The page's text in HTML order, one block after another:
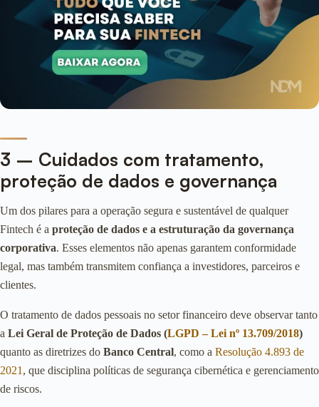
3 – Cuidados com tratamento,
proteção de dados e governança
Um dos pilares para a operação segura e sustentável de qualquer
Fintech é a proteção de dados e a estruturação da governança
corporativa. Esses elementos não apenas garantem conformidade
legal, mas também transmitem confiança a investidores, parceiros e
clientes.
O tratamento de dados pessoais no setor financeiro deve observar tanto
a Lei Geral de Proteção de Dados (LGPD – Lei nº 13.709/2018)
quanto as diretrizes do Banco Central, como a Resolução 4.893 de
2021 , que disciplina políticas de segurança cibernética e gerenciamento
de riscos.